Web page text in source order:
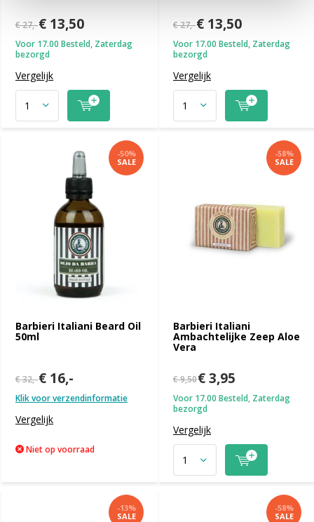
€ 27,-€ 13,50
Voor 17.00 Besteld, Zaterdag
bezorgd
Vergelijk
€ 27,-€ 13,50
Voor 17.00 Besteld, Zaterdag
bezorgd
Vergelijk
Barbieri Italiani Beard Oil
50ml
-50%
SALE
€ 32,-€ 16,-
Klik voor verzendinformatie
Vergelijk
Niet op voorraad
Barbieri Italiani
Ambachtelijke Zeep Aloe
Vera
-58%
SALE
€ 9,50€ 3,95
Voor 17.00 Besteld, Zaterdag
bezorgd
Vergelijk
-13%
SALE
-58%
SALE